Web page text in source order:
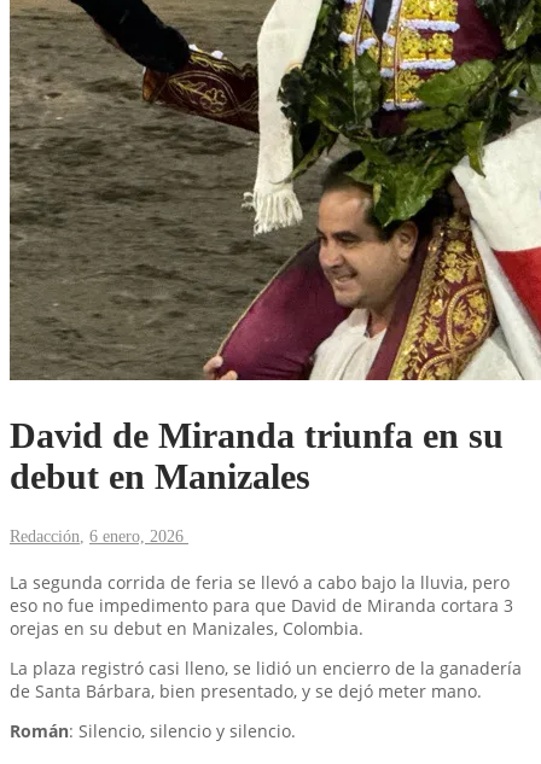
David de Miranda triunfa en su
debut en Manizales
Redacción, 6 enero, 2026
La segunda corrida de feria se llevó a cabo bajo la lluvia, pero
eso no fue impedimento para que David de Miranda cortara 3
orejas en su debut en Manizales, Colombia.
La plaza registró casi lleno, se lidió un encierro de la ganadería
de Santa Bárbara, bien presentado, y se dejó meter mano.
Román: Silencio, silencio y silencio.